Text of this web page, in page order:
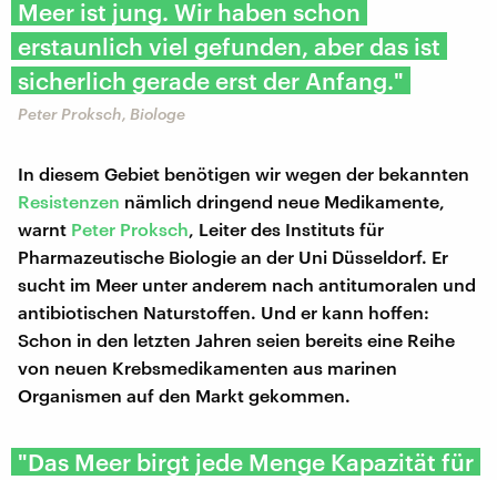
Meer ist jung. Wir haben schon
erstaunlich viel gefunden, aber das ist
sicherlich gerade erst der Anfang."
Peter Proksch, Biologe
In diesem Gebiet benötigen wir wegen der bekannten
Resistenzen nämlich dringend neue Medikamente,
warnt Peter Proksch , Leiter des Instituts für
Pharmazeutische Biologie an der Uni Düsseldorf. Er
sucht im Meer unter anderem nach antitumoralen und
antibiotischen Naturstoffen. Und er kann hoffen:
Schon in den letzten Jahren seien bereits eine Reihe
von neuen Krebsmedikamenten aus marinen
Organismen auf den Markt gekommen.
"Das Meer birgt jede Menge Kapazität für